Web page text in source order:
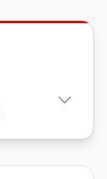
市政阿曼